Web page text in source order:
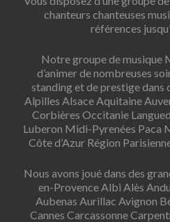
chanteurs chanteuses
références
Notre groupe de musique
d’animer de nombreuses
standing et de prestige dans
Alpilles Alsace Aquitaine
Corbières Occitanie
Luberon Midi-Pyrenées Paca
Côte d’Azur Région
Nous avons joué dans des
en-Provence Albi Alès
Aubenas Aurillac Avignon
Cannes Carcassonne